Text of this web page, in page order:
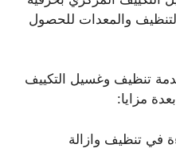
والمعدات للحصول
تنظيف وغسيل التكييف
مزايا:
في تنظيف وازالة